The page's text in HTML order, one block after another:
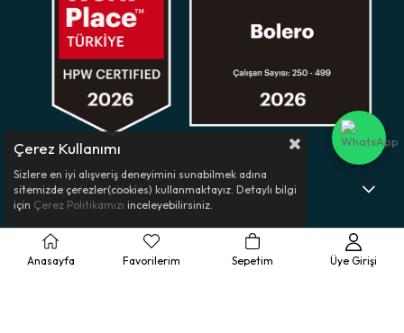
Müşteri Hizmetleri
Ürün Rehberi
Çerez Kullanımı
Sizlere en iyi alışveriş deneyimini sunabilmek adına
sitemizde çerezler(cookies) kullanmaktayız. Detaylı bilgi
için Çerez Politikamızı inceleyebilirsiniz.
Anasayfa Favorilerim Sepetim Üye Girişi